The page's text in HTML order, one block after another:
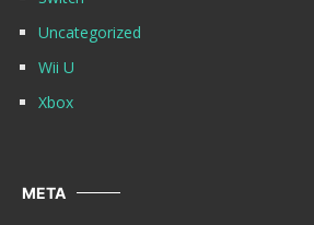
Uncategorized
Wii U
Xbox
META